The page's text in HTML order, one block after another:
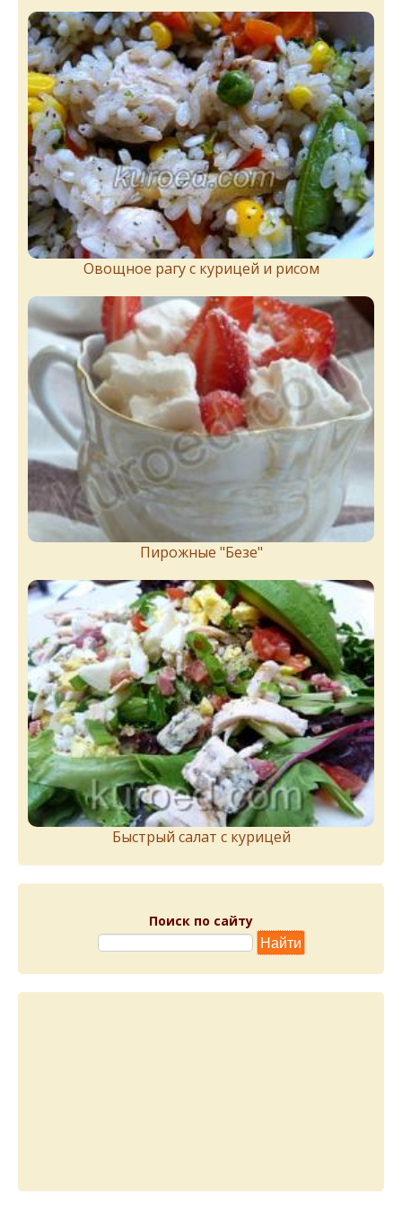
Овощное рагу с курицей и рисом
Пирожныe "Бeзe"
Быстрый салат с курицей
Поиск по сайту